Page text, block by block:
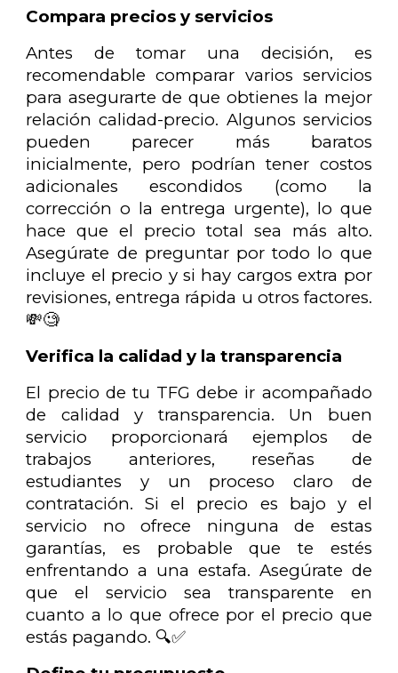
Compara precios y servicios
Antes de tomar una decisión, es
recomendable comparar varios servicios
para asegurarte de que obtienes la mejor
relación calidad-precio. Algunos servicios
pueden parecer más baratos
inicialmente, pero podrían tener costos
adicionales escondidos (como la
corrección o la entrega urgente), lo que
hace que el precio total sea más alto.
Asegúrate de preguntar por todo lo que
incluye el precio y si hay cargos extra por
revisiones, entrega rápida u otros factores.
💸🧐
Verifica la calidad y la transparencia
El precio de tu TFG debe ir acompañado
de calidad y transparencia. Un buen
servicio proporcionará ejemplos de
trabajos anteriores, reseñas de
estudiantes y un proceso claro de
contratación. Si el precio es bajo y el
servicio no ofrece ninguna de estas
garantías, es probable que te estés
enfrentando a una estafa. Asegúrate de
que el servicio sea transparente en
cuanto a lo que ofrece por el precio que
estás pagando. 🔍✅